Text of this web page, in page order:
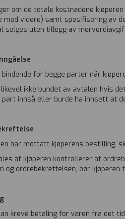
om de totale kostnadene
med videre) samt spesifisering av
selges uten tillegg av
for begge parter når
ikke bundet av avtalen hvis
part innså eller burde ha innsett at
har mottatt kjøperens bestilling,
at kjøperen kontrollerer at
og ordrebekreftelsen, bør
kreve betaling for varen fra det